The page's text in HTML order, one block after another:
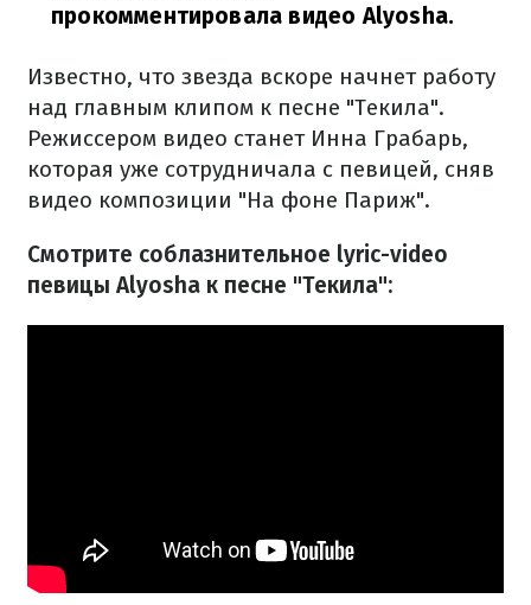
прокомментировала видео Alyosha.
Известно, что звезда вскоре начнет работу
над главным клипом к песне "Текила".
Режиссером видео станет Инна Грабарь,
которая уже сотрудничала с певицей, сняв
видео композиции "На фоне Париж".
Смотрите соблазнительное lyric-video
певицы Alyosha к песне "Текила":